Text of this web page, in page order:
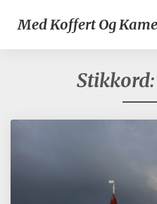
Med Koffert Og
Stikkord: